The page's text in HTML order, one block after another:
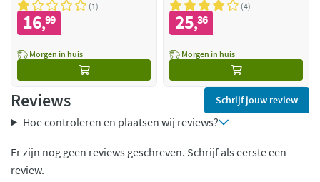
1
16,99
Morgen in huis
4
25,36
Morgen in huis
Reviews Schrijf jouw review
Hoe controleren en plaatsen wij reviews?
Er zijn nog geen reviews geschreven. Schrijf als eerste een
review.